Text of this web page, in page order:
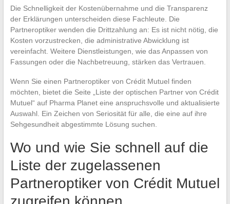
Die Schnelligkeit der Kostenübernahme und die Transparenz
der Erklärungen unterscheiden diese Fachleute. Die
Partneroptiker wenden die Drittzahlung an: Es ist nicht nötig, die
Kosten vorzustrecken, die administrative Abwicklung ist
vereinfacht. Weitere Dienstleistungen, wie das Anpassen von
Fassungen oder die Nachbetreuung, stärken das Vertrauen.
Wenn Sie einen Partneroptiker von Crédit Mutuel finden
möchten, bietet die Seite „Liste der optischen Partner von Crédit
Mutuel“ auf Pharma Planet eine anspruchsvolle und aktualisierte
Auswahl. Ein Zeichen von Seriosität für alle, die eine auf ihre
Sehgesundheit abgestimmte Lösung suchen.
Wo und wie Sie schnell auf die
Liste der zugelassenen
Partneroptiker von Crédit Mutuel